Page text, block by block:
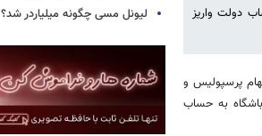
دولت واریز
برای انتقال 85 درصد از سهام پرسپولیس و
به حساب
لیونل مسی چگونه میلیاردر شد؟